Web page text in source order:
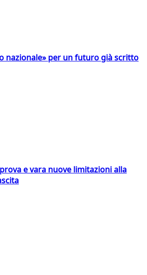
nazionale» per un futuro già scritto
e vara nuove limitazioni alla